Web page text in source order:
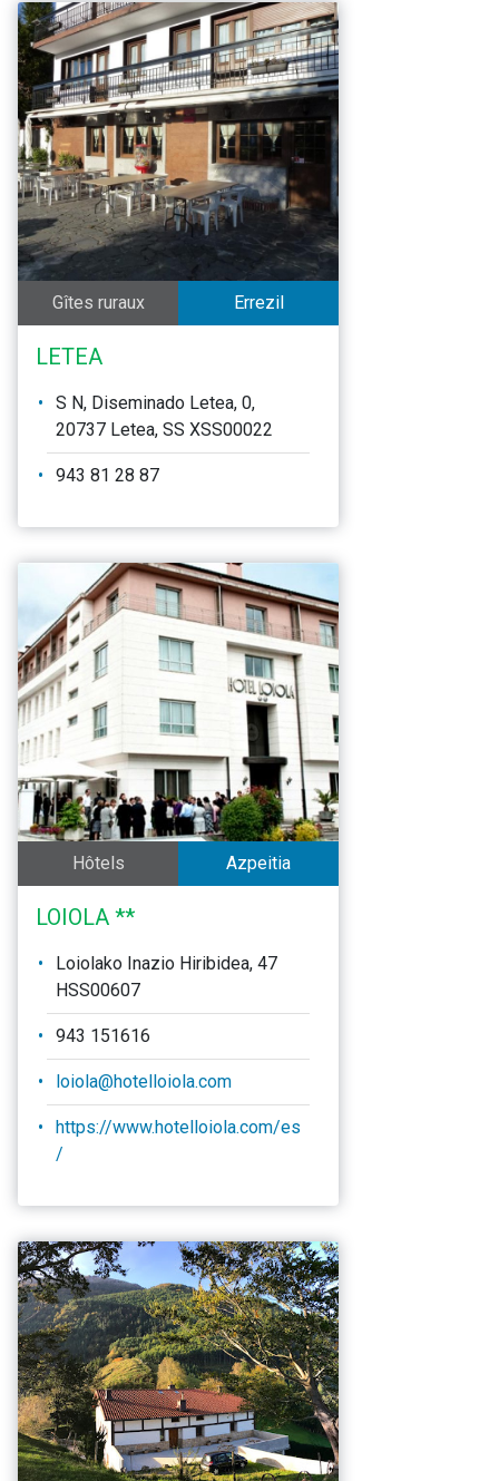
Gîtes ruraux Errezil
LETEA
S N, Diseminado Letea, 0,
20737 Letea, SS XSS00022
943 81 28 87
Hôtels Azpeitia
LOIOLA **
Loiolako Inazio Hiribidea, 47
HSS00607
943 151616
loiola@hotelloiola.com
https://www.hotelloiola.com/es
/